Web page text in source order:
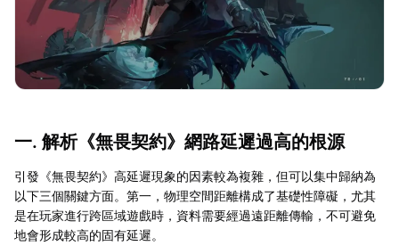
一. 解析《無畏契約》網路延遲過高的根源
引發《無畏契約》高延遲現象的因素較為複雜，但可以集中歸納為
以下三個關鍵方面。第一，物理空間距離構成了基礎性障礙，尤其
是在玩家進行跨區域遊戲時，資料需要經過遠距離傳輸，不可避免
地會形成較高的固有延遲。